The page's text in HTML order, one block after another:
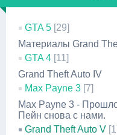
GTA 5 [29]
Материалы Grand
GTA 4 [11]
Grand Theft Auto IV
Max Payne 3 [7]
Max Payne 3 -
Пейн снова с нами.
Grand Theft Auto V